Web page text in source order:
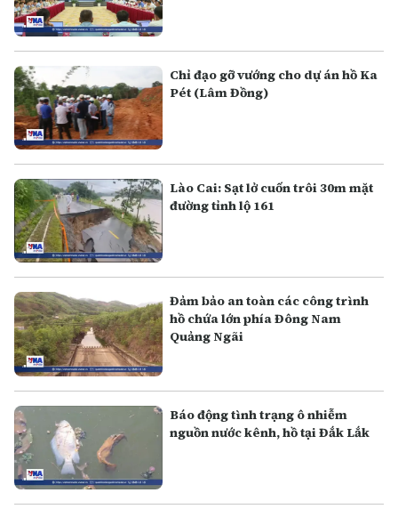
Chỉ đạo gỡ vướng cho dự án hồ Ka
Pét (Lâm Đồng)
Lào Cai: Sạt lở cuốn trôi 30m mặt
đường tỉnh lộ 161
Đảm bảo an toàn các công trình
hồ chứa lớn phía Đông Nam
Quảng Ngãi
Báo động tình trạng ô nhiễm
nguồn nước kênh, hồ tại Đắk Lắk